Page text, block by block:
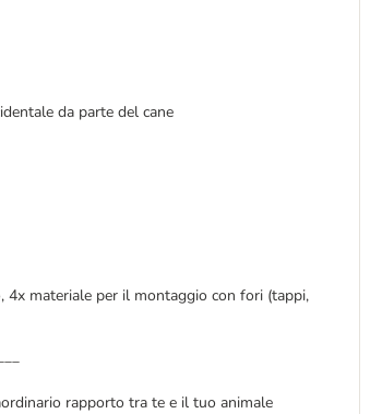
da parte del cane
4x materiale per il montaggio con fori (tappi,
rapporto tra te e il tuo animale